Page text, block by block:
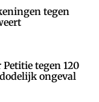
tegen
Petitie tegen 120
ongeval